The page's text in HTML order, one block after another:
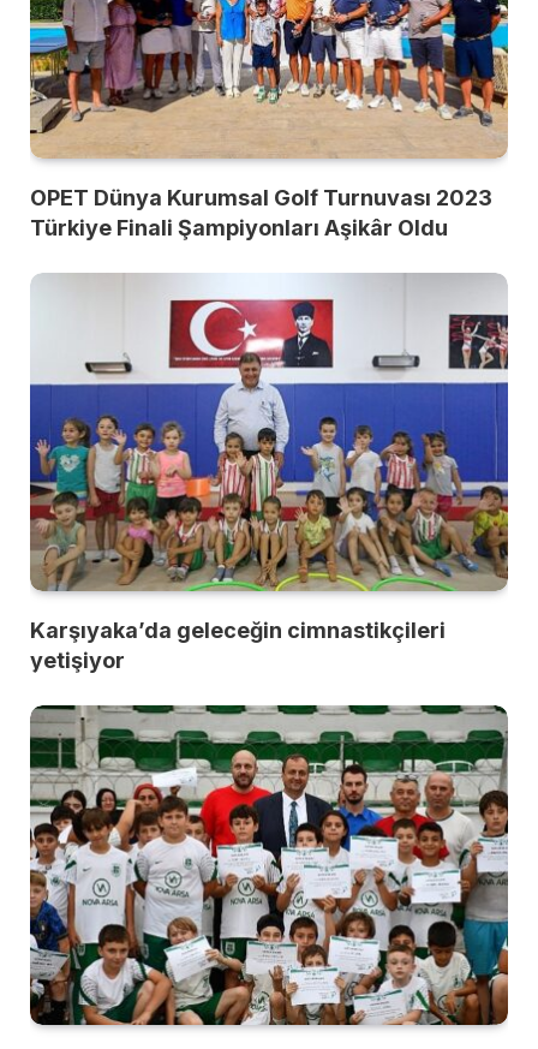
OPET Dünya Kurumsal Golf Turnuvası 2023
Türkiye Finali Şampiyonları Aşikâr Oldu
Karşıyaka’da geleceğin cimnastikçileri
yetişiyor